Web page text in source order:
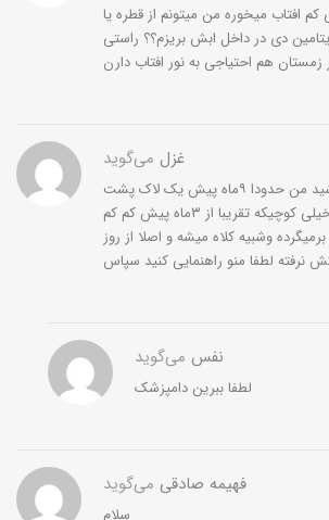
افتاب میخوره من میتونم از قطره یا
دی در داخل ابش بریزم؟؟ راستی
زمستان هم احتیاجی به نور افتاب دارن
غزل می‌گوید
سلام باعرض خشته نباشید من حدودا ۹ماه پیش یک لاک پشت
خزری از مازندران گرفتم خیلی کوچیکه تقریبا از ۳ماه پیش کم کم
وشبیه کلاه میشه و اصلا از روز
نرفته لطفا منو راهنمایی کنید سپاس
نفس می‌گوید
لطفا ببرین دامپزشک
فهیمه صادقی می‌گوید
سلام